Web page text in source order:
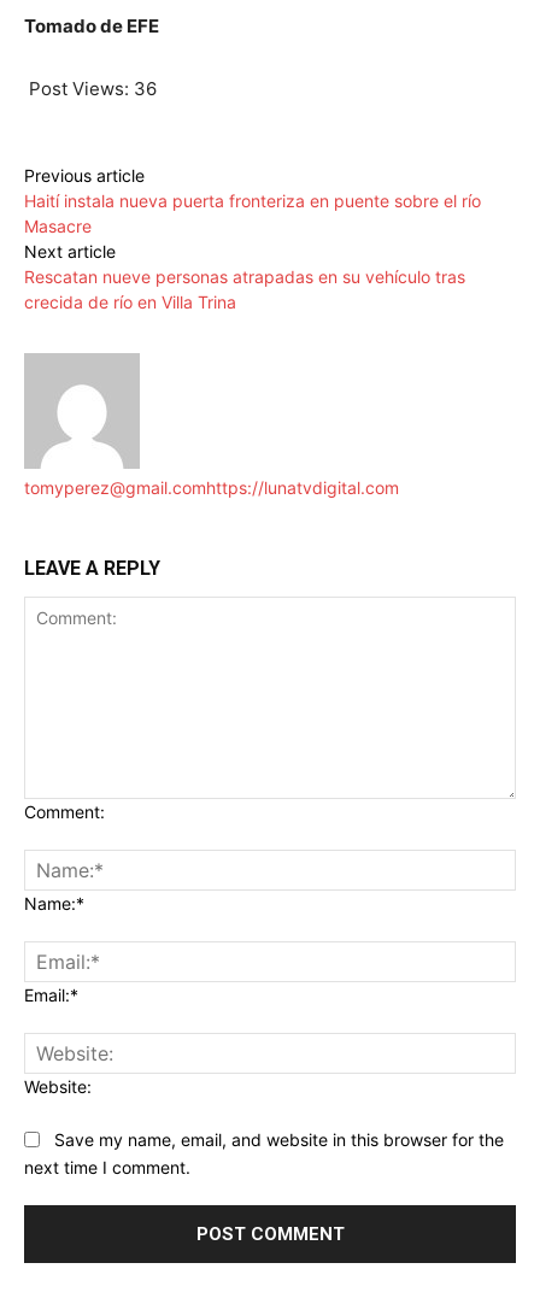
Tomado de EFE
Post Views: 36
Previous article
Haití instala nueva puerta fronteriza en puente sobre el río
Masacre
Next article
Rescatan nueve personas atrapadas en su vehículo tras
crecida de río en Villa Trina
tomyperez@gmail.comhttps://lunatvdigital.com
LEAVE A REPLY
Comment:
Name:*
Email:*
Website:
Save my name, email, and website in this browser for the
next time I comment.